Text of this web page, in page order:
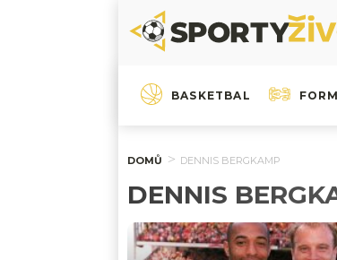
BASKETBAL
DOMŮ DENNIS BERGKAMP
DENNIS